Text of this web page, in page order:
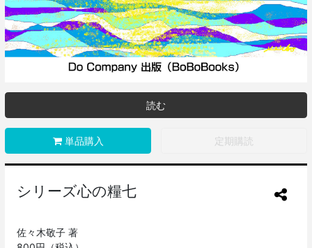
読む
単品購入 定期購読
シリーズ心の糧七
佐々木敬子 著